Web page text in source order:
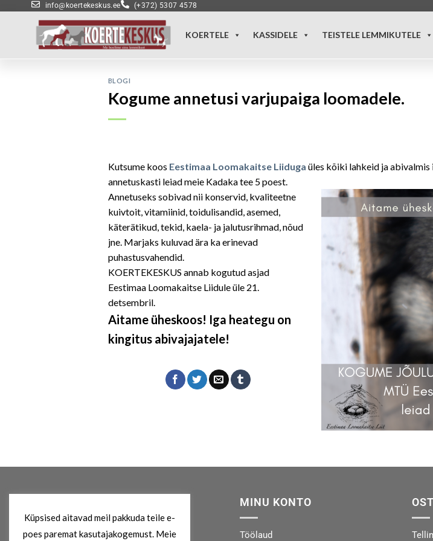
info@koertekeskus.ee (+372) 5307 4578
KOERTELE KASSIDELE TEISTELE LEMMIKUTELE
BLOGI
Kogume annetusi varjupaiga loomadele.
Kutsume koos Eestimaa Loomakaitse Liiduga üles kõiki lahkeid ja
annetuskasti leiad meie Kadaka tee 5 poest.
Annetuseks sobivad nii konservid, kvaliteetne
kuivtoit, vitamiinid, toidulisandid, asemed,
käterätikud, tekid, kaela- ja jalutusrihmad, nõud
jne. Marjaks kuluvad ära ka erinevad
puhastusvahendid.
KOERTEKESKUS annab kogutud asjad
Eestimaa Loomakaitse Liidule üle 21.
detsembril.
Aitame üheskoos! Iga heategu on
kingitus abivajajatele!
Kes me oleme?
MINU KONTO
Töölaud
Küpsised aitavad meil pakkuda teile e-
poes paremat kasutajakogemust. Meie